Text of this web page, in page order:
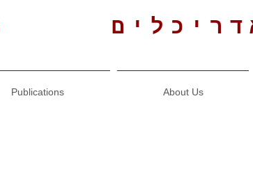
Publications About Us